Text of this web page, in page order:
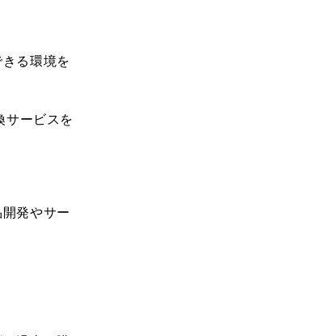
る環境を
サービスを
発やサー